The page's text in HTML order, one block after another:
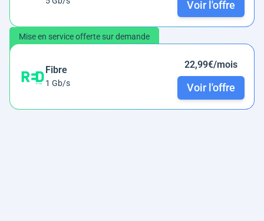
Voir l'offre
Mise en service offerte sur demande
Fibre
1 Gb/s
22,99€/mois
Voir l'offre